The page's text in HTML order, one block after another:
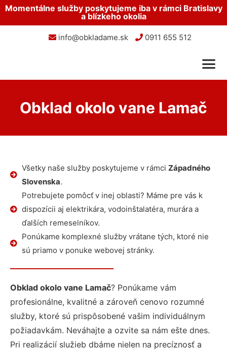
Momentálne služby poskytujeme iba v rámci Bratislavy
a blízkeho okolia
info@obkladame.sk 0911 655 512
Obklad okolo vane Lamač
Všetky naše služby poskytujeme v rámci Západného
Slovenska.
Potrebujete pomôcť v inej oblasti? Máme pre vás k
dispozícii aj elektrikára, vodoinštalatéra, murára a
ďalších remeselníkov.
Ponúkame komplexné služby vrátane tých, ktoré nie
sú priamo v ponuke webovej stránky.
Obklad okolo vane Lamač? Ponúkame vám
profesionálne, kvalitné a zároveň cenovo rozumné
služby, ktoré sú prispôsobené vašim individuálnym
požiadavkám. Neváhajte a ozvite sa nám ešte dnes.
Pri realizácií služieb dbáme nielen na precíznosť a